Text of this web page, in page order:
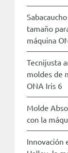
tamaño
máquina
Tecnijusta
moldes de
ONA Iris 6
Molde
con la
Innovación